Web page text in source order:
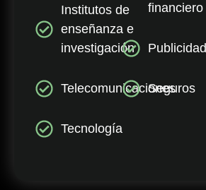
Institutos de
enseñanza e
investigación
Telecomunicaciones
Tecnología
financiero
Publicidad
Seguros